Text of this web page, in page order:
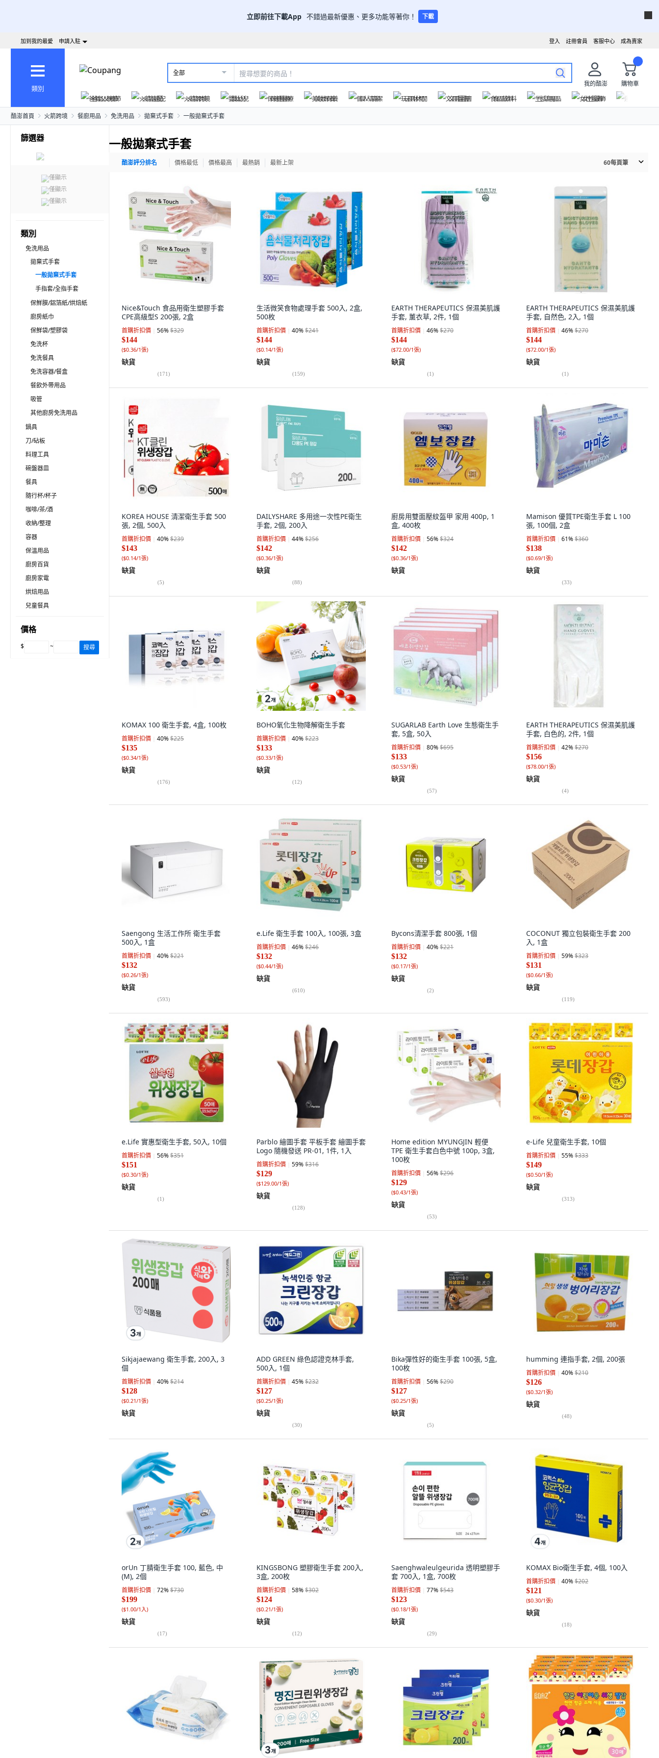
立即前往下載App 不錯過最新優惠、更多功能等著你！ 下載
成為賣家
客服中心
註冊會員
登入
加到我的最愛 申請入駐
類別
全部
我的酷澎
購物車
爸氣父親節
火箭速配 火箭跨境 嬰幼兒 保健醫療 美妝保養 個人清潔 玩具休閒 文具圖書 食品飲料 生活用品 女性服飾
酷澎首頁 火箭跨境 餐廚用品 免洗用品 拋棄式手套 一般拋棄式手套
篩選器
僅顯示
僅顯示
僅顯示
類別
免洗用品
拋棄式手套
一般拋棄式手套
手指套/全指手套
保鮮膜/鋁箔紙/烘焙紙
廚房紙巾
保鮮袋/塑膠袋
免洗杯
免洗餐具
免洗容器/餐盒
餐飲外帶用品
吸管
其他廚房免洗用品
鍋具
刀/砧板
料理工具
碗盤器皿
餐具
隨行杯/杯子
咖啡/茶/酒
收納/整理
容器
保溫用品
廚房百貨
廚房家電
烘焙用品
兒童餐具
價格
$ ~ 搜尋
一般拋棄式手套
酷澎評分排名 價格最低 價格最高 最熱銷 最新上架 60每頁筆
Nice&Touch 食品用衛生塑膠手套
CPE高級型S 200張, 2盒
首購折扣價 56%$329
$144
($0.36/1張)
缺貨
(171)
生活微笑食物處理手套 500入, 2盒,
500枚
首購折扣價 40%$241
$144
($0.14/1張)
缺貨
(159)
EARTH THERAPEUTICS 保濕美肌護
手套, 薰衣草, 2件, 1個
首購折扣價 46%$270
$144
($72.00/1張)
缺貨
(1)
EARTH THERAPEUTICS 保濕美肌護
手套, 自然色, 2入, 1個
首購折扣價 46%$270
$144
($72.00/1張)
缺貨
(1)
KOREA HOUSE 清潔衛生手套 500
張, 2個, 500入
首購折扣價 40%$239
$143
($0.14/1張)
缺貨
(5)
DAILYSHARE 多用途一次性PE衛生
手套, 2個, 200入
首購折扣價 44%$256
$142
($0.36/1張)
缺貨
(88)
廚房用雙面壓紋盔甲 家用 400p, 1
盒, 400枚
首購折扣價 56%$324
$142
($0.36/1張)
缺貨
Mamison 優質TPE衛生手套 L 100
張, 100個, 2盒
首購折扣價 61%$360
$138
($0.69/1張)
缺貨
(33)
KOMAX 100 衛生手套, 4盒, 100枚
首購折扣價 40%$225
$135
($0.34/1張)
缺貨
(176)
BOHO氧化生物降解衛生手套
首購折扣價 40%$223
$133
($0.33/1張)
缺貨
(12)
SUGARLAB Earth Love 生態衛生手
套, 5盒, 50入
首購折扣價 80%$695
$133
($0.53/1張)
缺貨
(57)
EARTH THERAPEUTICS 保濕美肌護
手套, 白色的, 2件, 1個
首購折扣價 42%$270
$156
($78.00/1張)
缺貨
(4)
Saengong 生活工作所 衛生手套
500入, 1盒
首購折扣價 40%$221
$132
($0.26/1張)
缺貨
(593)
e.Life 衛生手套 100入, 100張, 3盒
首購折扣價 46%$246
$132
($0.44/1張)
缺貨
(610)
Bycons清潔手套 800張, 1個
首購折扣價 40%$221
$132
($0.17/1張)
缺貨
(2)
COCONUT 獨立包裝衛生手套 200
入, 1盒
首購折扣價 59%$323
$131
($0.66/1張)
缺貨
(119)
e.Life 實惠型衛生手套, 50入, 10個
首購折扣價 56%$351
$151
($0.30/1張)
缺貨
(1)
Parblo 繪圖手套 平板手套 繪圖手套
Logo 隨機發送 PR-01, 1件, 1入
首購折扣價 59%$316
$129
($129.00/1張)
缺貨
(128)
Home edition MYUNGJIN 輕便
TPE 衛生手套白色中號 100p, 3盒,
100枚
首購折扣價 56%$296
$129
($0.43/1張)
缺貨
(53)
e-Life 兒童衛生手套, 10個
首購折扣價 55%$333
$149
($0.50/1張)
缺貨
(313)
Sikjajaewang 衛生手套, 200入, 3
個
首購折扣價 40%$214
$128
($0.21/1張)
缺貨
ADD GREEN 綠色認證克林手套,
500入, 1個
首購折扣價 45%$232
$127
($0.25/1張)
缺貨
(30)
Bika彈性好的衛生手套 100張, 5盒,
100枚
首購折扣價 56%$290
$127
($0.25/1張)
缺貨
(5)
humming 連指手套, 2個, 200張
首購折扣價 40%$210
$126
($0.32/1張)
缺貨
(48)
orUn 丁腈衛生手套 100, 藍色, 中
(M), 2個
首購折扣價 72%$730
$199
($1.00/1入)
缺貨
(17)
KINGSBONG 塑膠衛生手套 200入,
3盒, 200枚
首購折扣價 58%$302
$124
($0.21/1張)
缺貨
(12)
Saenghwaleulgeurida 透明塑膠手
套 700入, 1盒, 700枚
首購折扣價 77%$543
$123
($0.18/1張)
缺貨
(29)
KOMAX Bio衛生手套, 4個, 100入
首購折扣價 40%$202
$121
($0.30/1張)
缺貨
(18)